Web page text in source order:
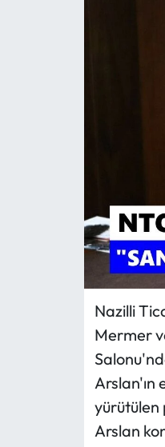
Nazilli
Mermer
Arslan'ın
yürütülen
Arslan
TURİZM
RESMİ İLANLAR
HABER İLAN